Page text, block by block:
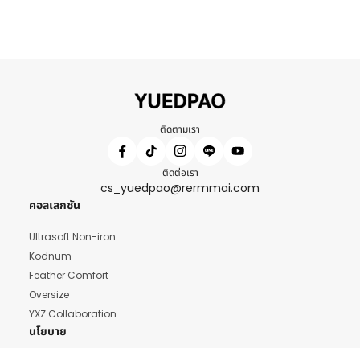
ติดตามเรา
ติดต่อเรา
cs_yuedpao@rermmai.com
คอลเลกชัน
Ultrasoft Non-iron
Kodnum
Feather Comfort
Oversize
YXZ Collaboration
นโยบาย